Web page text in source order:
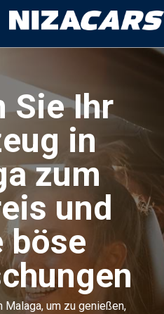
Sie Ihr
in
zum
und
böse
Malaga, um zu genießen,